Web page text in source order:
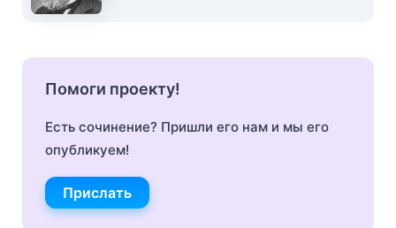
Помоги проекту!
Есть сочинение? Пришли его нам и мы его
опубликуем!
Прислать